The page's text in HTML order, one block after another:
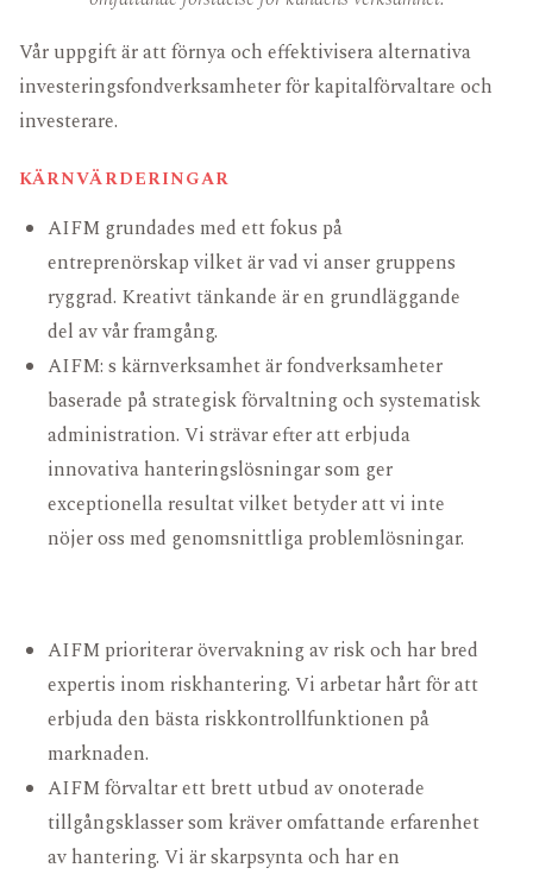
FONDDOKUMENT
FÖR INVESTERARE
Vår uppgift är att förnya och effektivisera alternativa
investeringsfondverksamheter för kapitalförvaltare och
investerare.
KÄRNVÄRDERINGAR
AIFM grundades med ett fokus på
entreprenörskap vilket är vad vi anser gruppens
ryggrad. Kreativt tänkande är en grundläggande
del av vår framgång.
AIFM: s kärnverksamhet är fondverksamheter
baserade på strategisk förvaltning och systematisk
administration. Vi strävar efter att erbjuda
innovativa hanteringslösningar som ger
exceptionella resultat vilket betyder att vi inte
nöjer oss med genomsnittliga problemlösningar.
AIFM prioriterar övervakning av risk och har bred
expertis inom riskhantering. Vi arbetar hårt för att
erbjuda den bästa riskkontrollfunktionen på
marknaden.
AIFM förvaltar ett brett utbud av onoterade
tillgångsklasser som kräver omfattande erfarenhet
av hantering. Vi är skarpsynta och har en